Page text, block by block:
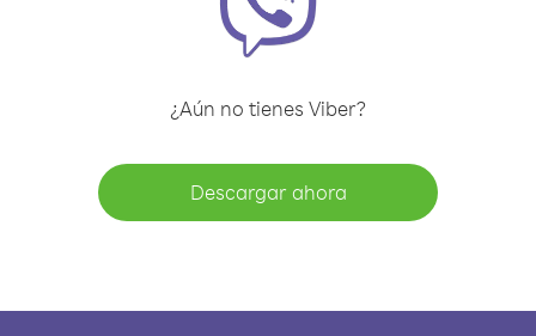
¿Aún no tienes Viber?
Descargar ahora